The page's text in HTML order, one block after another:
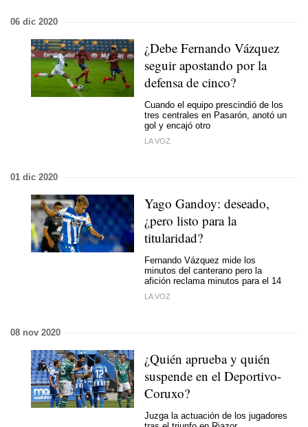
06 dic 2020
¿Debe Fernando Vázquez
seguir apostando por la
defensa de cinco?
Cuando el equipo prescindió de los
tres centrales en Pasarón, anotó un
gol y encajó otro
LA VOZ
01 dic 2020
Yago Gandoy: deseado,
¿pero listo para la
titularidad?
Fernando Vázquez mide los
minutos del canterano pero la
afición reclama minutos para el 14
LA VOZ
08 nov 2020
¿Quién aprueba y quién
suspende en el Deportivo-
Coruxo?
Juzga la actuación de los jugadores